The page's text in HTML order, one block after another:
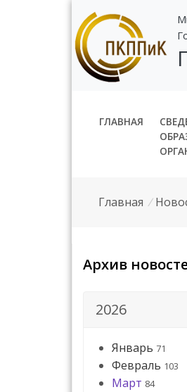
ГЛАВНАЯ
Главная /
Архив
2026
Январь 71
Февраль 103
Март 84